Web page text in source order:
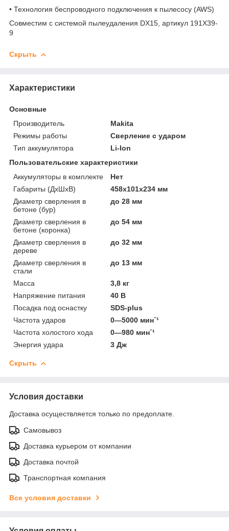
• Технология беспроводного подключения к пылесосу (AWS)
Совместим с системой пылеудаления DX15, артикул 191X39-
9
Скрыть
Характеристики
Основные
Производитель
Makita
Режимы работы
Сверление с ударом
Тип аккумулятора
Li-Ion
Пользовательские характеристики
Аккумуляторы в комплекте
Нет
Габариты (ДхШхВ)
458х101х234 мм
Диаметр сверления в
бетоне (бур)
до 28 мм
Диаметр сверления в
бетоне (коронка)
до 54 мм
Диаметр сверления в
дереве
до 32 мм
Диаметр сверления в
стали
до 13 мм
Масса
3,8 кг
Напряжение питания
40 В
Посадка под оснастку
SDS-plus
Частота ударов
0—5000 минˉ¹
Частота холостого хода
0—980 минˉ¹
Энергия удара
3 Дж
Скрыть
Условия доставки
Доставка осуществляется только по предоплате.
Самовывоз
Доставка курьером от компании
Доставка почтой
Транспортная компания
Все условия доставки